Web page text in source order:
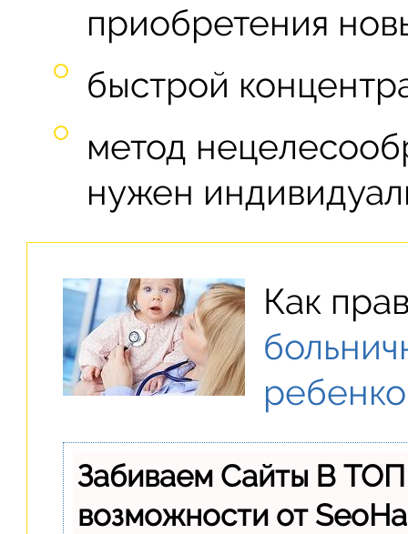
приобретения
быстрой
метод
нужен
Как
Забиваем Сайты В
возможности от